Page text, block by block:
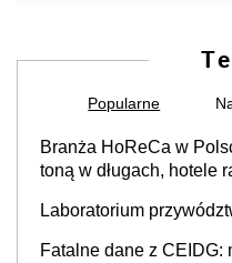
Popularne
Branża HoReCa w
toną w długach, hotele
Laboratorium
Fatalne dane z CEIDG: